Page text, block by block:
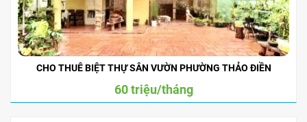
CHO THUÊ BIỆT THỰ SÂN VƯỜN PHƯỜNG THẢO ĐIỀN
60 triệu/tháng